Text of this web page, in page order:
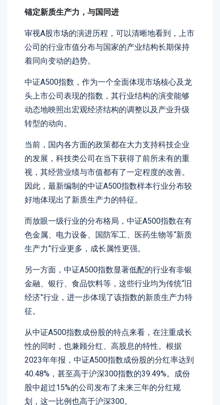
锚定新质生产力，与国同进
审视A股市场的演进历程，可以清晰地看到，上市
公司的行业市值分布与国家的产业结构长期保持
着同向变动的趋势。
中证A500指数，作为一个全面体现市场核心及龙
头上市公司表现的指数，其行业结构的演变能够
动态地映照出宏观经济结构的调整以及产业升级
转型的动向。
当前，国内各方面的政策都在大力支持科技企业
的发展，科技类公司在当下获得了前所未有的重
视，其经营业绩与市值都有了一定程度的改善。
因此，最新编制的中证A500指数样本行业分布较
好地体现出了新质生产力的特征。
而放眼一级行业的分布格局，中证A500指数在有
色金属、电力设备、国防军工、医药生物等“新质
生产力”行业更多，成长属性更强。
另一方面，中证A500指数显著低配的行业有非银
金融、银行、食品饮料等，这些行业均为传统“旧
经济”行业，进一步体现了该指数的新质生产力特
征。
从中证A500指数成份股的特点来看，在注重成长
性的同时，也兼顾分红、高股息的特性。根据
2023年年报，中证A500指数成份股的分红率达到
40.48%，甚至高于沪深300指数的39.49%。成份
股中超过15%的公司发布了未来三年的分红规
划，这一比例也高于沪深300。